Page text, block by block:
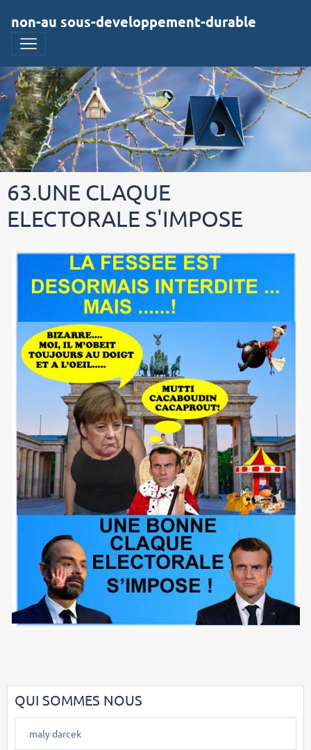
non-au sous-developpement-durable
63.UNE CLAQUE
ELECTORALE S'IMPOSE
QUI SOMMES NOUS
maly darcek